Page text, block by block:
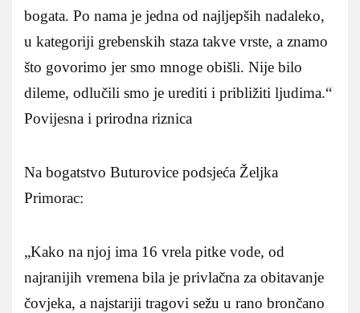
bogata. Po nama je jedna od najljepših nadaleko,
u kategoriji grebenskih staza takve vrste, a znamo
što govorimo jer smo mnoge obišli. Nije bilo
dileme, odlučili smo je urediti i približiti ljudima.“
Povijesna i prirodna riznica
Na bogatstvo Buturovice podsjeća Željka
Primorac:
„Kako na njoj ima 16 vrela pitke vode, od
najranijih vremena bila je privlačna za obitavanje
čovjeka, a najstariji tragovi sežu u rano brončano